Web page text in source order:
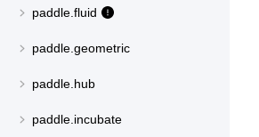
paddle.fluid
paddle.geometric
paddle.hub
paddle.incubate